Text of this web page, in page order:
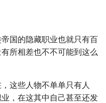
国的隐藏职业也就只有百
所相差也不不可能到这么
这些人物不单单只有人
，在这其中自己甚至还发